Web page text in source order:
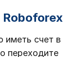
Roboforex
счет в
переходите